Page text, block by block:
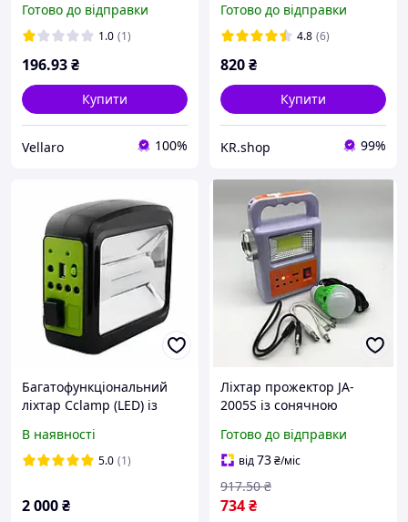
BK-100 + solar
Готово до відправки
1.0 (1)
196.93₴
Купити
Vellaro 100%
сонячною панелю,
4800mAh
Готово до відправки
4.8 (6)
820₴
Купити
KR.shop 99%
Багатофункціональний
ліхтар Cclamp (LED) із
Charging Sistem
В наявності
5.0 (1)
2 000₴
Ліхтар прожектор JA-
2005S із сонячною
mAh/DC 5V 0.5A (A-2447)
Готово до відправки
від73₴/міс
734₴
917.50 ₴